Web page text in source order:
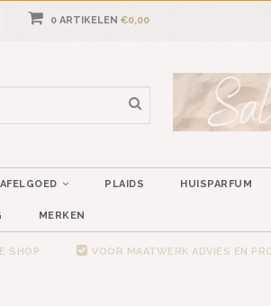
0 ARTIKELEN €0,00
PLAIDS HUISPARFUM
MERKEN
SHOP VOOR MAATWERK ADVIES EN